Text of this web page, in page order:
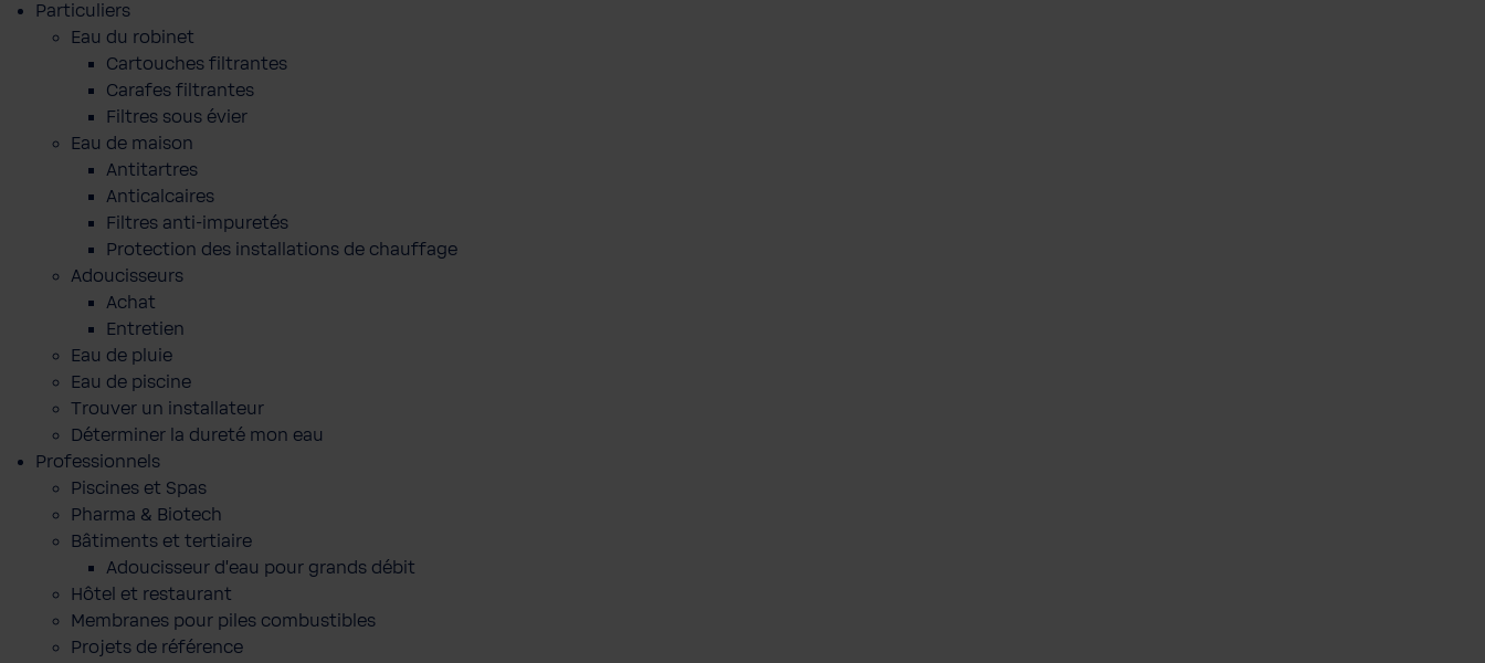
Particuliers
Eau du robinet
Cartouches filtrantes
Carafes filtrantes
Filtres sous évier
Eau de maison
Antitartres
Anticalcaires
Filtres anti-impuretés
Protection des installations de chauffage
Adoucisseurs
Achat
Entretien
Eau de pluie
Eau de piscine
Trouver un installateur
Déterminer la dureté mon eau
Professionnels
Piscines et Spas
Pharma & Biotech
Bâtiments et tertiaire
Adoucisseur d'eau pour grands débit
Hôtel et restaurant
Membranes pour piles combustibles
Projets de référence